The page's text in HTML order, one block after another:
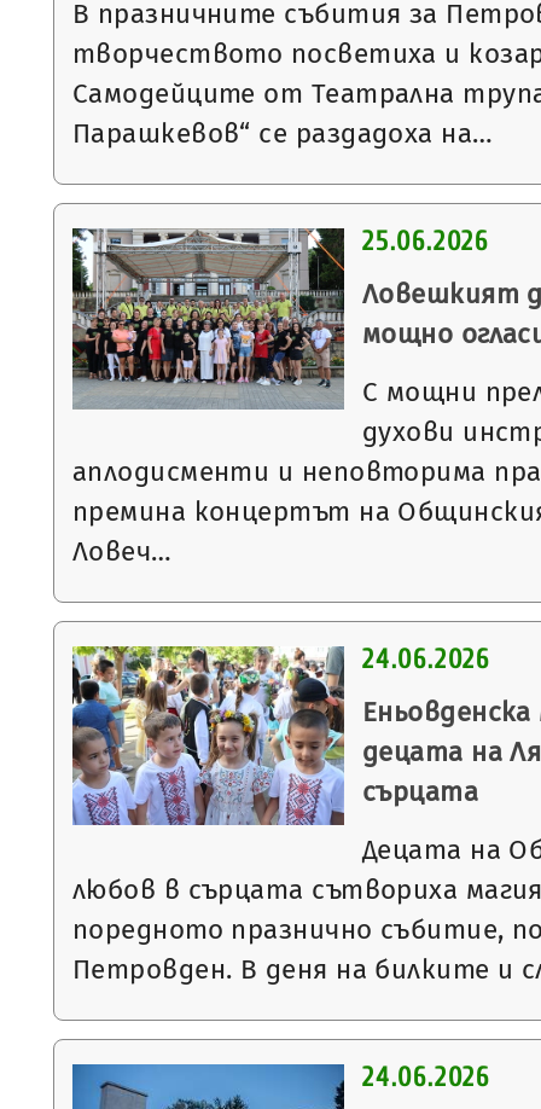
В празничните събития за
творчеството посветиха и
Самодейците от Театрална
Парашкевов“ се раздадоха на…
25.06.2026
Ловешкият
мощно
С мощни
духови
аплодисменти и неповторима
премина концертът на
Ловеч…
24.06.2026
децата на
сърцата
Децата на
любов в сърцата сътвориха
поредното празнично събитие,
Петровден. В деня на билките и
24.06.2026